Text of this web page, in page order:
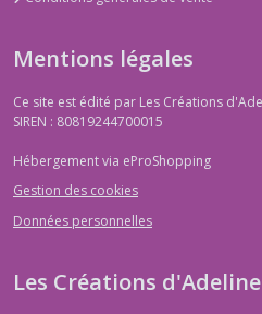
Mentions légales
Ce site est édité par Les Créations
SIREN : 80819244700015
Hébergement via eProShopping
Gestion des cookies
Données personnelles
Les Créations d'Adeline